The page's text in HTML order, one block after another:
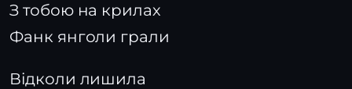
З тобою на крилах
Фанк янголи грали
Відколи лишила